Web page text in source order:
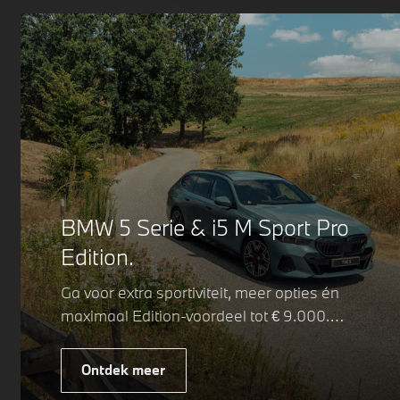
BMW 5 Serie & i5 M Sport Pro
Edition.
Ga voor extra sportiviteit, meer opties én
maximaal Edition-voordeel tot € 9.000.
Fiscaal leverbaar vanaf € 75.347. Met de
BMW 5 Serie & i5 M Sport Pro Edition kiest
u voor een rijk uitgeruste uitvoering waarin
Ontdek meer